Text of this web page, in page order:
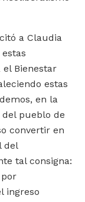
a Claudia
Bienestar
estas
en la
pueblo de
convertir en
del
tal consigna:
ingreso